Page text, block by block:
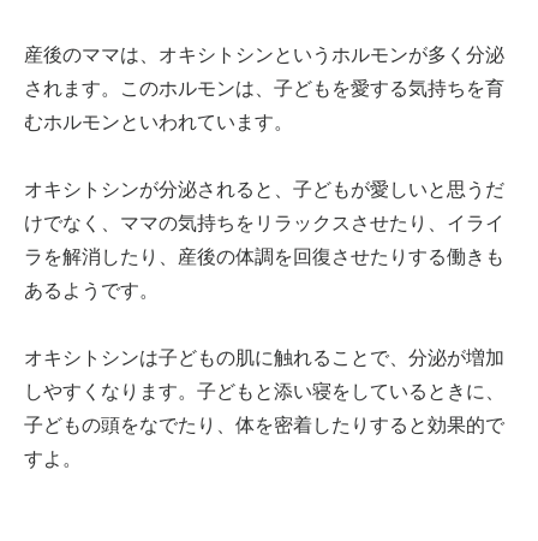
産後のママは、オキシトシンというホルモンが多く分泌
されます。このホルモンは、子どもを愛する気持ちを育
むホルモンといわれています。
オキシトシンが分泌されると、子どもが愛しいと思うだ
けでなく、ママの気持ちをリラックスさせたり、イライ
ラを解消したり、産後の体調を回復させたりする働きも
あるようです。
オキシトシンは子どもの肌に触れることで、分泌が増加
しやすくなります。子どもと添い寝をしているときに、
子どもの頭をなでたり、体を密着したりすると効果的で
すよ。